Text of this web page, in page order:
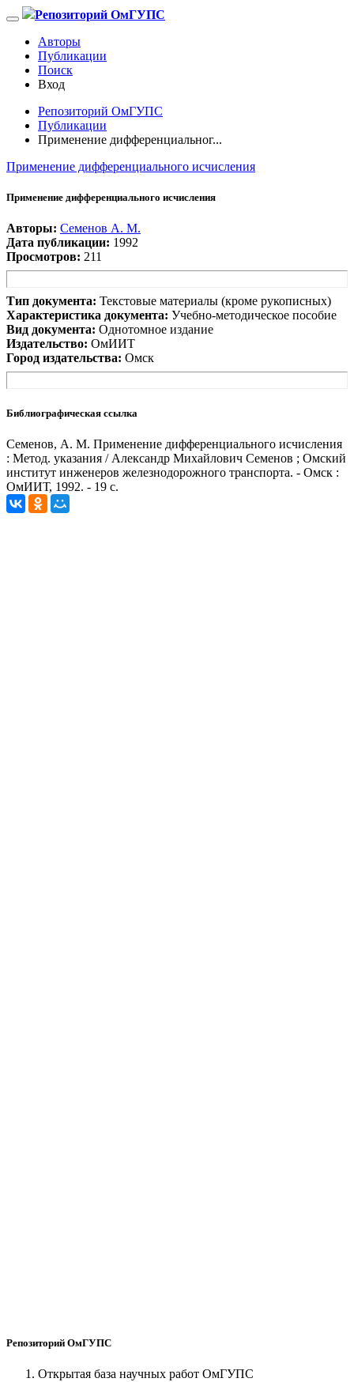
Репозиторий ОмГУПС
Авторы
Публикации
Поиск
Вход
Репозиторий ОмГУПС
Публикации
Применение дифференциальног...
Применение дифференциального исчисления
Применение дифференциального исчисления
Авторы: Семенов А. М.
Дата публикации: 1992
Просмотров: 211
Тип документа: Текстовые материалы (кроме рукописных)
Характеристика документа: Учебно-методическое пособие
Вид документа: Однотомное издание
Издательство: ОмИИТ
Город издательства: Омск
Библиографическая ссылка
Семенов, А. М. Применение дифференциального исчисления
: Метод. указания / Александр Михайлович Семенов ; Омский
институт инженеров железнодорожного транспорта. - Омск :
ОмИИТ, 1992. - 19 с.
Репозиторий ОмГУПС
Открытая база научных работ ОмГУПС